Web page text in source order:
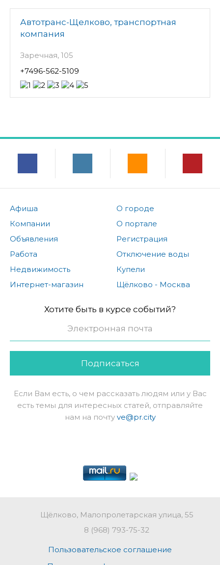
Автотранс-Щелково, транспортная
компания
Заречная, 105
+7496-562-5109
Афиша
Компании
Объявления
Работа
Недвижимость
Интернет-магазин
О городе
О портале
Регистрация
Отключение воды
Купели
Щёлково - Москва
Хотите быть в курсе событий?
Подписаться
Если Вам есть, о чем рассказать людям или у Вас
есть темы для интересных статей, отправляйте
нам на почту ve@pr.city
Щёлково, Малопролетарская улица, 55
8 (968) 793-75-32
Пользовательское соглашение